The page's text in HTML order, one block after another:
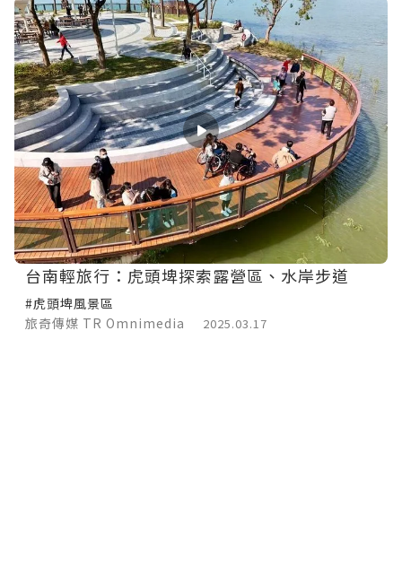
台南輕旅行：虎頭埤探索露營區、水岸步道
#虎頭埤風景區
旅奇傳媒 TR Omnimedia
2025.03.17